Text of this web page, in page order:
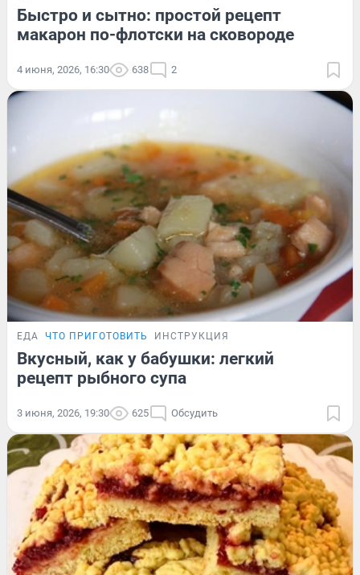
Быстро и сытно: простой рецепт
макарон по-флотски на сковороде
4 июня, 2026, 16:30 638 2
ЕДА ЧТО ПРИГОТОВИТЬ ИНСТРУКЦИЯ
Вкусный, как у бабушки: легкий
рецепт рыбного супа
3 июня, 2026, 19:30 625 Обсудить